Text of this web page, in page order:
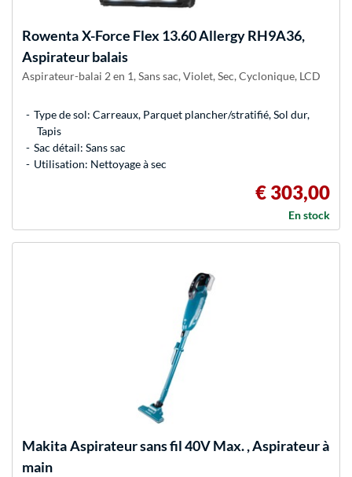
RowentaX-Force Flex 13.60 Allergy RH9A36,
Aspirateur balais
Aspirateur-balai 2 en 1, Sans sac, Violet, Sec, Cyclonique, LCD
Type de sol: Carreaux, Parquet plancher/stratifié, Sol dur,
Tapis
Sac détail: Sans sac
Utilisation: Nettoyage à sec
€ 303,00
En stock
MakitaAspirateur sans fil 40V Max. , Aspirateur à
main